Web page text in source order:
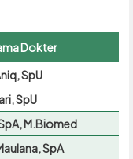
Dokter
SpU
SpU
M.Biomed
SpA